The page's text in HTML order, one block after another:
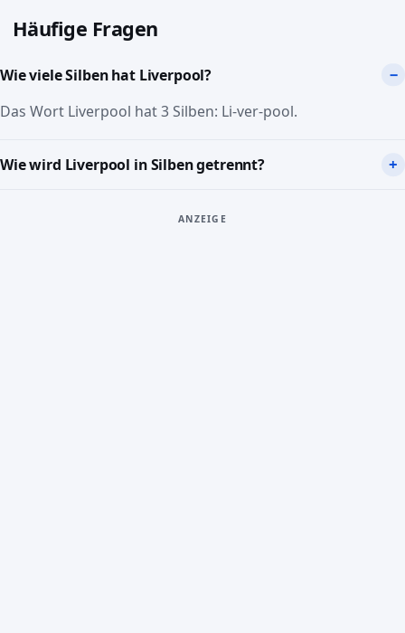
Häufige Fragen
Wie viele Silben hat Liverpool?
Das Wort Liverpool hat 3 Silben: Li-ver-pool.
Wie wird Liverpool in Silben getrennt?
ANZEIGE